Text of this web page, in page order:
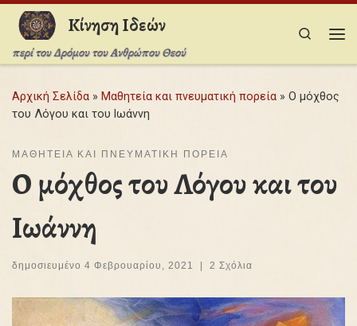
Μετάβαση στο περιεχόμενο
Κίνηση Ιδεών
περί του Δρόμου του Ανθρώπου Θεού
Search
Αρχική Σελίδα » Μαθητεία και πνευματική πορεία » Ο μόχθος
του Λόγου και του Ιωάννη
ΜΑΘΗΤΕΊΑ ΚΑΙ ΠΝΕΥΜΑΤΙΚΉ ΠΟΡΕΊΑ
Ο μόχθος του Λόγου και του
Ιωάννη
δημοσιευμένο 4 Φεβρουαρίου, 2021 2 Σχόλια